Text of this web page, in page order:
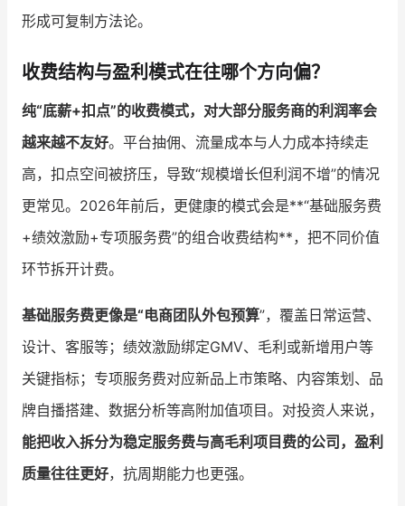
形成可复制方法论。
收费结构与盈利模式在往哪个方向偏？
纯“底薪+扣点”的收费模式，对大部分服务商的利润率会
越来越不友好。平台抽佣、流量成本与人力成本持续走
高，扣点空间被挤压，导致“规模增长但利润不增”的情况
更常见。2026年前后，更健康的模式会是**“基础服务费
+绩效激励+专项服务费”的组合收费结构**，把不同价值
环节拆开计费。
基础服务费更像是“电商团队外包预算”，覆盖日常运营、
设计、客服等；绩效激励绑定GMV、毛利或新增用户等
关键指标；专项服务费对应新品上市策略、内容策划、品
牌自播搭建、数据分析等高附加值项目。对投资人来说，
能把收入拆分为稳定服务费与高毛利项目费的公司，盈利
质量往往更好，抗周期能力也更强。